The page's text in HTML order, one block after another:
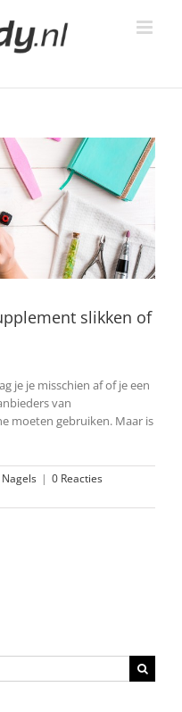
slikken of
je je misschien af of je een
van
moeten gebruiken. Maar is
Nagels | 0 Reacties